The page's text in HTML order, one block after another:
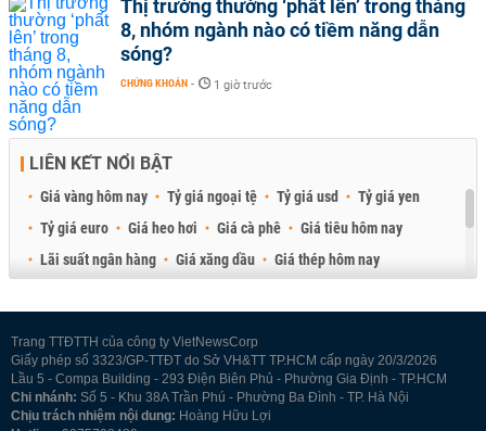
Thị trường thường ‘phất lên’ trong tháng
8, nhóm ngành nào có tiềm năng dẫn
sóng?
CHỨNG KHOÁN - 1 giờ trước
LIÊN KẾT NỔI BẬT
Giá vàng hôm nay Tỷ giá ngoại tệ Tỷ giá usd
Tỷ giá yen
Tỷ giá euro
Giá heo hơi Giá cà phê
Giá tiêu hôm nay
Lãi suất ngân hàng
Giá xăng dầu
Giá thép hôm nay
Trang TTĐTTH của công ty VietNewsCorp
Giấy phép số 3323/GP-TTĐT do Sở VH&TT TP.HCM cấp ngày 20/3/2026
Lầu 5 - Compa Building - 293 Điện Biên Phủ - Phường Gia Định - TP.HCM
Chi nhánh: Số 5 - Khu 38A Trần Phú - Phường Ba Đình - TP. Hà Nội
Chịu trách nhiệm nội dung: Hoàng Hữu Lợi